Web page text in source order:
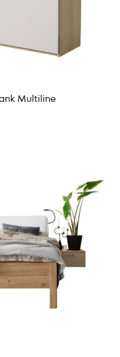
Multiline